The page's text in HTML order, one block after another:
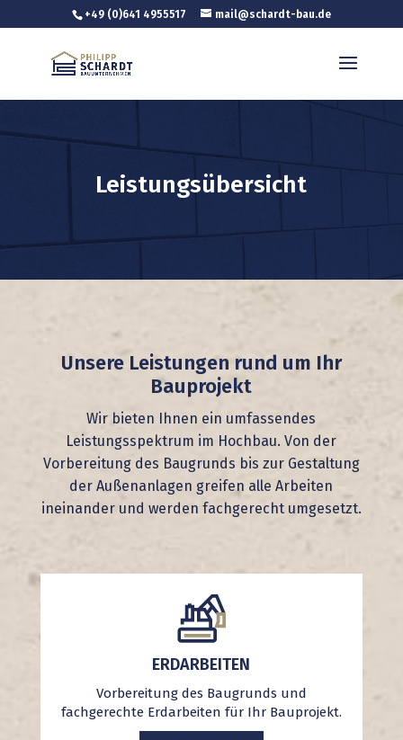
+49 (0)641 4955517 mail@schardt-bau.de
Leistungsübersicht
Unsere Leistungen rund um Ihr
Bauprojekt
Wir bieten Ihnen ein umfassendes
Leistungsspektrum im Hochbau. Von der
Vorbereitung des Baugrunds bis zur Gestaltung
der Außenanlagen greifen alle Arbeiten
ineinander und werden fachgerecht umgesetzt.
ERDARBEITEN
Vorbereitung des Baugrunds und
fachgerechte Erdarbeiten für Ihr Bauprojekt.